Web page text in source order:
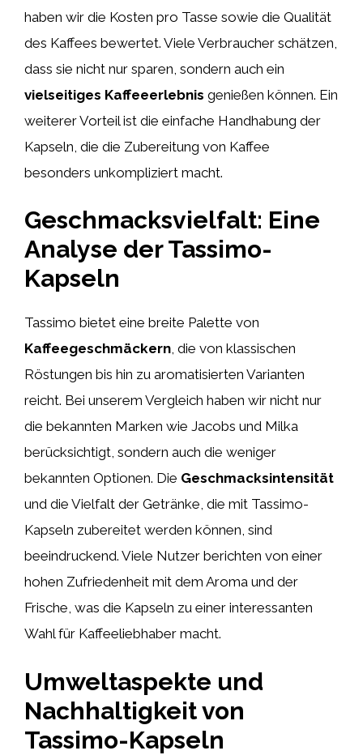
haben wir die Kosten pro Tasse sowie die Qualität
des Kaffees bewertet. Viele Verbraucher schätzen,
dass sie nicht nur sparen, sondern auch ein
vielseitiges Kaffeeerlebnis genießen können. Ein
weiterer Vorteil ist die einfache Handhabung der
Kapseln, die die Zubereitung von Kaffee
besonders unkompliziert macht.
Geschmacksvielfalt: Eine
Analyse der Tassimo-
Kapseln
Tassimo bietet eine breite Palette von
Kaffeegeschmäckern, die von klassischen
Röstungen bis hin zu aromatisierten Varianten
reicht. Bei unserem Vergleich haben wir nicht nur
die bekannten Marken wie Jacobs und Milka
berücksichtigt, sondern auch die weniger
bekannten Optionen. Die Geschmacksintensität
und die Vielfalt der Getränke, die mit Tassimo-
Kapseln zubereitet werden können, sind
beeindruckend. Viele Nutzer berichten von einer
hohen Zufriedenheit mit dem Aroma und der
Frische, was die Kapseln zu einer interessanten
Wahl für Kaffeeliebhaber macht.
Umweltaspekte und
Nachhaltigkeit von
Tassimo-Kapseln